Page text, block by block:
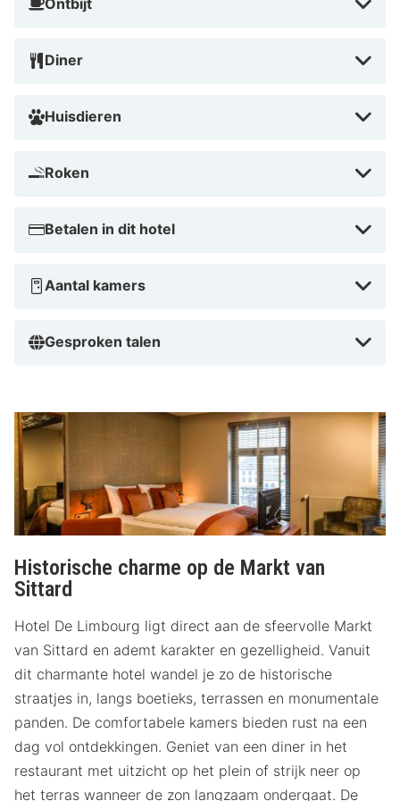
van Nederland.
Diner
Huisdieren
Roken
Betalen in dit hotel
Aantal kamers
Gesproken talen
Historische charme op de Markt van
Sittard
Hotel De Limbourg ligt direct aan de sfeervolle Markt
van Sittard en ademt karakter en gezelligheid. Vanuit
dit charmante hotel wandel je zo de historische
straatjes in, langs boetieks, terrassen en monumentale
panden. De comfortabele kamers bieden rust na een
dag vol ontdekkingen. Geniet van een diner in het
restaurant met uitzicht op het plein of strijk neer op
het terras wanneer de zon langzaam ondergaat. De